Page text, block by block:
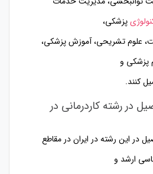
پزشکی،
علوم تشریحی، آموزش پزشکی،
پزشکی و
کنند.
در رشته کاردرمانی در
در این رشته در ایران در مقاطع
ارشد و